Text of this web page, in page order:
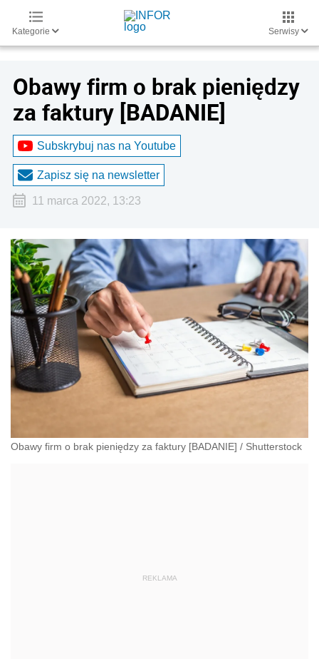
Kategorie Serwisy
Obawy firm o brak pieniędzy
za faktury [BADANIE]
Subskrybuj nas na Youtube
Zapisz się na newsletter
11 marca 2022, 13:23
Obawy firm o brak pieniędzy za faktury [BADANIE] / Shutterstock